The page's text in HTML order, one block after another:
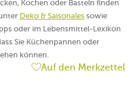
Kochen oder Basteln finden
Deko & Saisonales sowie
oder im Lebensmittel-Lexikon
Sie Küchenpannen oder
können.
Auf den Merkzettel